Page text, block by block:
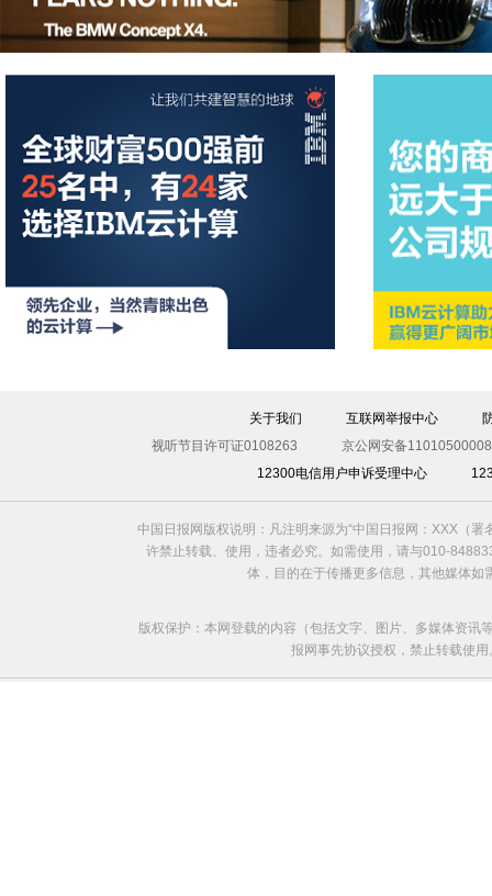
关于我们 互联网举报中心
视听节目许可证0108263
京公网安备
12300电信用户申诉受理中心
中国日报网版权说明：凡注明来源为“中国日报网：XXX（
许禁止转载、使用，违者必究。如需使用，请与010-
体，目的在于传播更多信息，其他媒体
版权保护：本网登载的内容（包括文字、图片、多媒体资
报网事先协议授权，禁止转载使